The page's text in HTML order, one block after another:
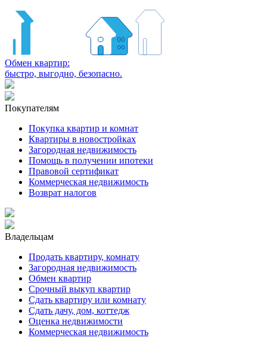
Обмен квартир:
быстро, выгодно, безопасно.
Покупателям
Покупка квартир и комнат
Квартиры в новостройках
Загородная недвижимость
Помощь в получении ипотеки
Правовой сертификат
Коммерческая недвижимость
Возврат налогов
Владельцам
Продать квартиру, комнату
Загородная недвижимость
Обмен квартир
Срочный выкуп квартир
Сдать квартиру или комнату
Сдать дачу, дом, коттедж
Оценка недвижимости
Коммерческая недвижимость